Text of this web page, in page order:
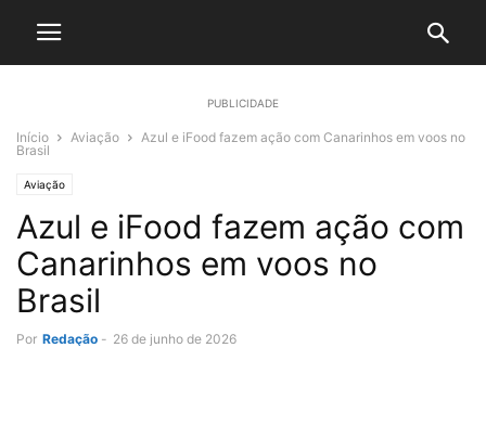
PUBLICIDADE
Início Aviação
Azul e iFood fazem ação com Canarinhos em voos no
Brasil
Aviação
Azul e iFood fazem ação com
Canarinhos em voos no
Brasil
Por Redação - 26 de junho de 2026